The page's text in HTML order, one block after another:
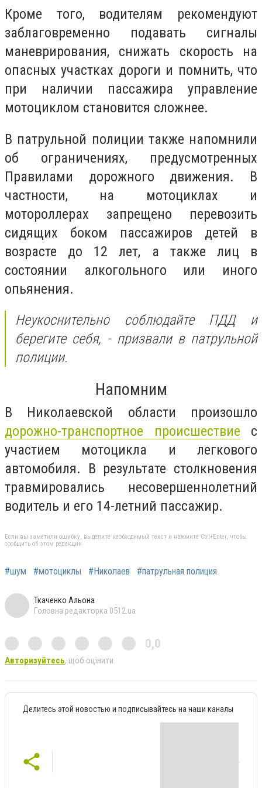
Кроме того, водителям рекомендуют
заблаговременно подавать сигналы
маневрирования, снижать скорость на
опасных участках дороги и помнить, что
при наличии пассажира управление
мотоциклом становится сложнее.
В патрульной полиции также напомнили
об ограничениях, предусмотренных
Правилами дорожного движения. В
частности, на мотоциклах и
мотороллерах запрещено перевозить
сидящих боком пассажиров детей в
возрасте до 12 лет, а также лиц в
состоянии алкогольного или иного
опьянения.
Неукоснительно соблюдайте ПДД и
берегите себя, - призвали в патрульной
полиции.
Напомним
В Николаевской области произошло
дорожно-транспортное происшествие с
участием мотоцикла и легкового
автомобиля. В результате столкновения
травмировались несовершеннолетний
водитель и его 14-летний пассажир.
Если вы заметили ошибку, выделите необходимый текст и нажмите Ctrl+Enter, чтобы
сообщить об этом редакции
#шум #мотоциклы #Николаев #патрульная полиция
Ткаченко Альона
Головна редакторка 0512.ua
0,0
Авторизуйтесь, щоб оцінити
Делитесь этой новостью и подписывайтесь на наши каналы